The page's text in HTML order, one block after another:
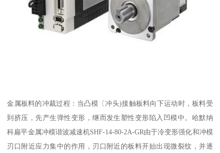
金属板料的冲裁过程：当凸模〔冲头)接触板料向下运动时，板料受
到挤压，先产生弹性变形，继而发生塑性变形陷入凹模中。哈默纳
科扁平金属冲模谐波减速机SHF-14-80-2A-GR由于冷变形强化和冲模
刃口附近应力集中的作用，刃口附近的板料开始出现微裂纹，并逐